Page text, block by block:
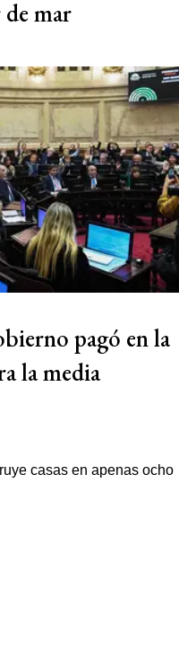
mar
pagó en la
la media